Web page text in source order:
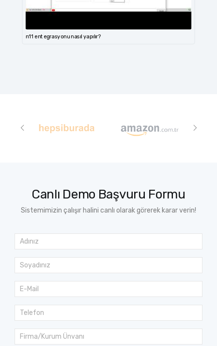
n11 entegrasyonu nasıl yapılır?
Canlı Demo Başvuru Formu
Sistemimizin çalışır halini canlı olarak görerek karar verin!